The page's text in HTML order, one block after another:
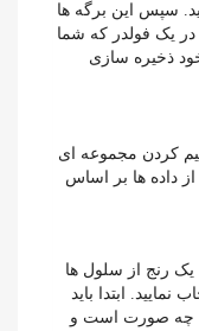
سپس این برگه ها
یک فولدر که شما
ذخیره سازی
دو ابزار شامل ۱) تقسیم کردن مجموعه ای
از داده ها بر اساس
یک رنج از سلول ها
ابتدا باید
چه صورت است و